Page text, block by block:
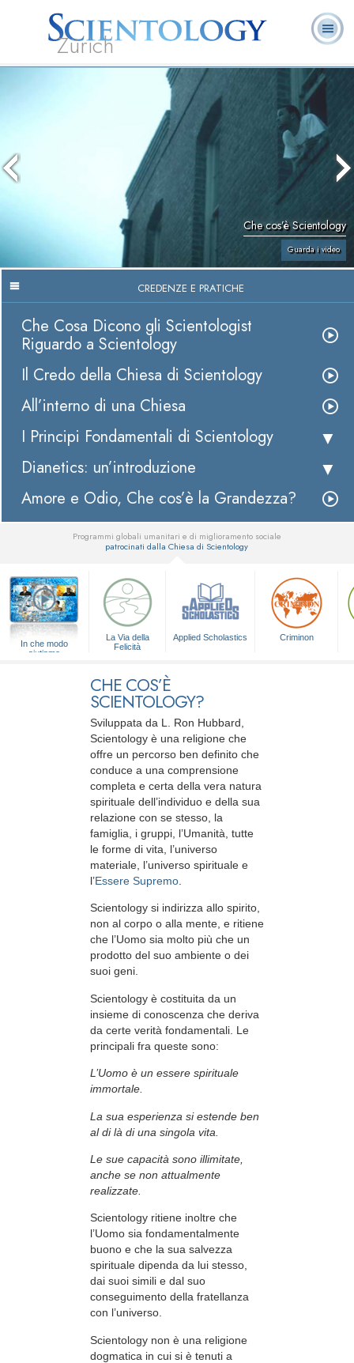
Zürich
Scientology?
Ministri
Volontari
Domande
ricorrenti
Che cos’è Scientology
Guarda i video
CREDENZE E PRATICHE
Che Cosa Dicono gli Scientologist
Riguardo a Scientology
Il Credo della Chiesa di Scientology
All’interno di una Chiesa
I Principi Fondamentali di Scientology
Dianetics: un’introduzione
Amore e Odio, Che cos’è la Grandezza?
Programmi globali umanitari e di miglioramento sociale
patrocinati dalla Chiesa di Scientology
In che modo
aiutiamo
La Via della
Felicità
Applied Scholastics Criminon
CHE COS’È
SCIENTOLOGY?
Sviluppata da L. Ron Hubbard
Scientology è una religione che
offre un percorso ben definito che
conduce a una comprensione
completa e certa della vera natura
spirituale dell’individuo e della sua
relazione con se stesso, la
famiglia, i gruppi, l’Umanità, tutte
le forme di vita, l’universo
materiale, l’universo spirituale e
l’Essere Supremo
Scientology si indirizza allo spirito,
non al corpo o alla mente, e ritiene
che l’Uomo sia molto più che un
prodotto del suo ambiente o dei
suoi geni.
Scientology è costituita da un
insieme di conoscenza che deriva
da certe verità fondamentali. Le
principali fra queste sono:
L’Uomo è un essere spirituale
immortale.
La sua esperienza si estende ben
al di là di una singola vita.
Le sue capacità sono illimitate,
anche se non attualmente
realizzate.
Scientology ritiene inoltre che
l’Uomo sia fondamentalmente
buono e che la sua salvezza
spirituale dipenda da lui stesso,
dai suoi simili e dal suo
conseguimento della fratellanza
con l’universo.
Scientology non è una religione
dogmatica in cui si è tenuti a